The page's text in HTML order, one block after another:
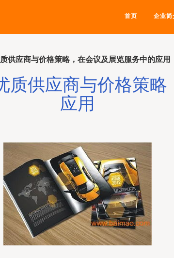
首页 企业简
供应商与价格策略，在会议及展览服务中的应用
质供应商与价格策
应用